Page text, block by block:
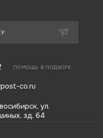
ПОМОЩЬ В ПОДБОРЕ
co.ru
ул.
зд. 64